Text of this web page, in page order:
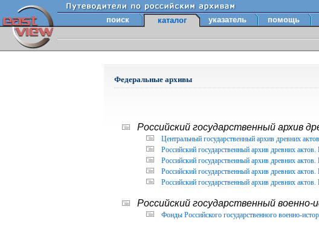
поиск каталог указатель помощь
Федеральные архивы
Российский государственный архив
Центральный государственный архив древних
Российский государственный архив древних
Российский государственный архив древних
Российский государственный архив древних
Российский государственный архив древних
Российский государственный
Фонды Российского государственного военно-